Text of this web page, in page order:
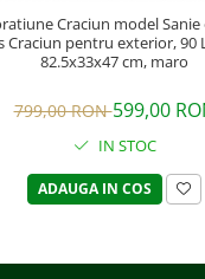
Craciun model Sanie
Craciun pentru exterior, 90
82.5x33x47 cm, maro
799,00 RON599,00
IN STOC
ADAUGA IN COS